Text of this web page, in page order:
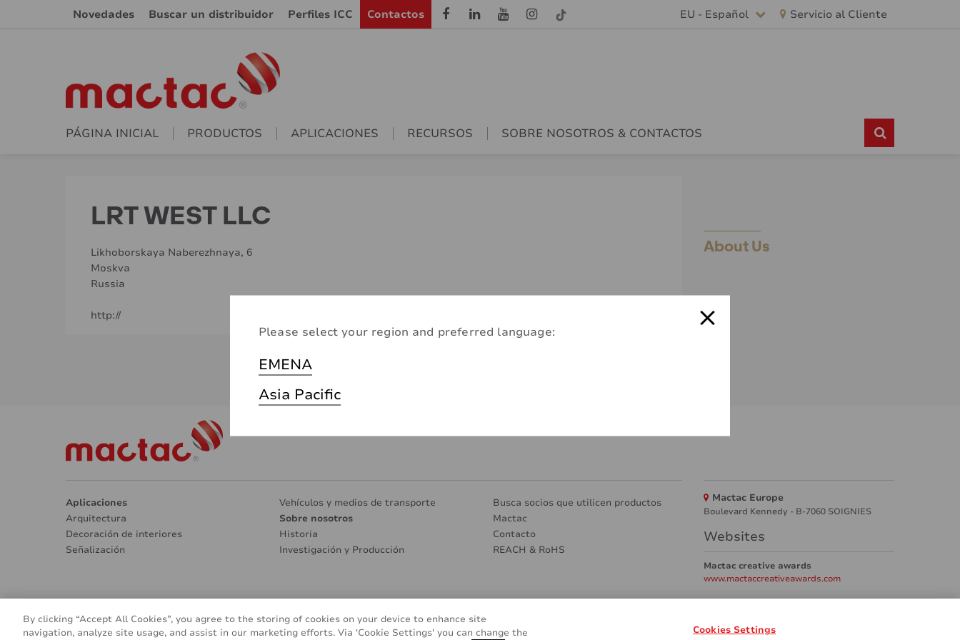
Novedades Buscar un distribuidor Perfiles ICC Contactos EU - Español
Please select your region and preferred language:
EMENA
Asia Pacific
Servicio al Cliente
PÁGINA INICIAL PRODUCTOS APLICACIONES RECURSOS SOBRE NOSOTROS & CONTACTOS
LRT WEST LLC
Likhoborskaya Naberezhnaya, 6
Moskva
Russia
http://
About Us
Aplicaciones
Arquitectura
Decoración de interiores
Señalización
Vehículos y medios de transporte
Sobre nosotros
Historia
Investigación y Producción
Busca socios que utilicen productos
Mactac
Contacto
REACH & RoHS
Mactac Europe
Boulevard Kennedy - B-7060 SOIGNIES
Websites
Mactac creative awards
www.mactaccreativeawards.com
© 2016 - 2026 Glosario
By clicking “Accept All Cookies”, you agree to the storing of cookies on your device to enhance site
navigation, analyze site usage, and assist in our marketing efforts. Via 'Cookie Settings' you can change the
Cookies Settings